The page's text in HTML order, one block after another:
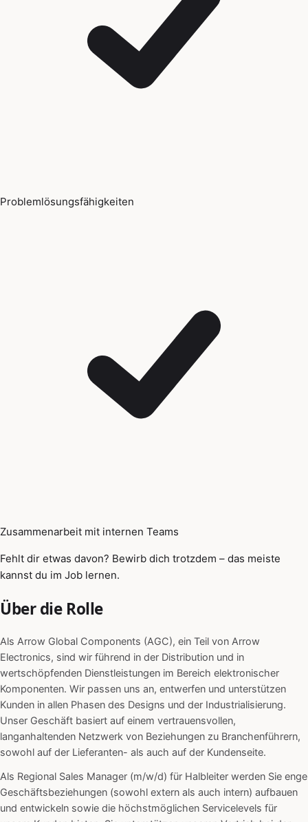
Problemlösungsfähigkeiten
Zusammenarbeit mit internen Teams
Fehlt dir etwas davon? Bewirb dich trotzdem – das meiste
kannst du im Job lernen.
Über die Rolle
Als Arrow Global Components (AGC), ein Teil von Arrow
Electronics, sind wir führend in der Distribution und in
wertschöpfenden Dienstleistungen im Bereich elektronischer
Komponenten. Wir passen uns an, entwerfen und unterstützen
Kunden in allen Phasen des Designs und der Industrialisierung.
Unser Geschäft basiert auf einem vertrauensvollen,
langanhaltenden Netzwerk von Beziehungen zu Branchenführern,
sowohl auf der Lieferanten- als auch auf der Kundenseite.
Als Regional Sales Manager (m/w/d) für Halbleiter werden Sie enge
Geschäftsbeziehungen (sowohl extern als auch intern) aufbauen
und entwickeln sowie die höchstmöglichen Servicelevels für